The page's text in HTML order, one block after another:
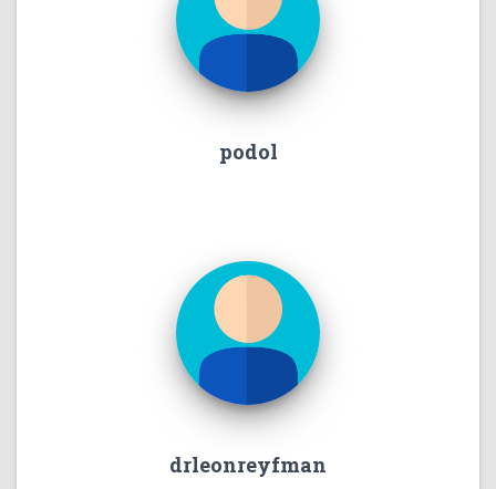
podol
drleonreyfman